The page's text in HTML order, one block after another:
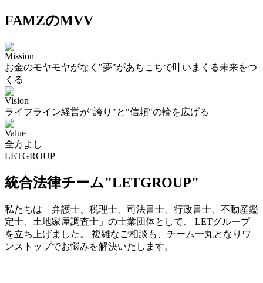
FAMZのMVV
Mission
お金のモヤモヤがなく"夢"があちこちで叶いまくる未来をつ
くる
Vision
ライフライン経営が"誇り"と"信頼"の輪を広げる
Value
全方よし
LETGROUP
統合法律チーム"LETGROUP"
私たちは「弁護士、税理士、司法書士、行政書士、不動産鑑
定士、土地家屋調査士」の士業団体として、 LETグループ
を立ち上げました。 複雑なご相談も、チーム一丸となりワ
ンストップでお悩みを解決いたします。